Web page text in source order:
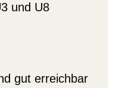
und U8
gut erreichbar